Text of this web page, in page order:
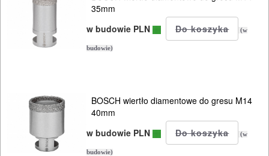
35mm
w budowie PLN
(w
budowie)
BOSCH wiertło diamentowe do gresu M14
40mm
w budowie PLN
(w
budowie)